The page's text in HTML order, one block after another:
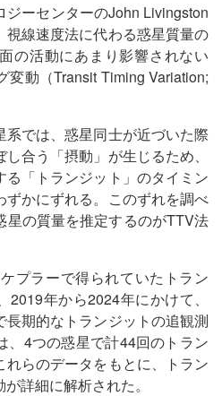
ーセンターのJohn Livingston
視線速度法に代わる惑星質量の
の活動にあまり影響されない
変動（Transit Timing Variation;
では、惑星同士が近づいた際
合う「摂動」が生じるため、
「トランジット」のタイミン
ずかにずれる。このずれを調べ
星の質量を推定するのがTTV法
プラーで得られていたトラン
年から2024年にかけて、
期的なトランジットの追観測
、4つの惑星で計44回のトラン
れらのデータをもとに、トラン
詳細に解析された。